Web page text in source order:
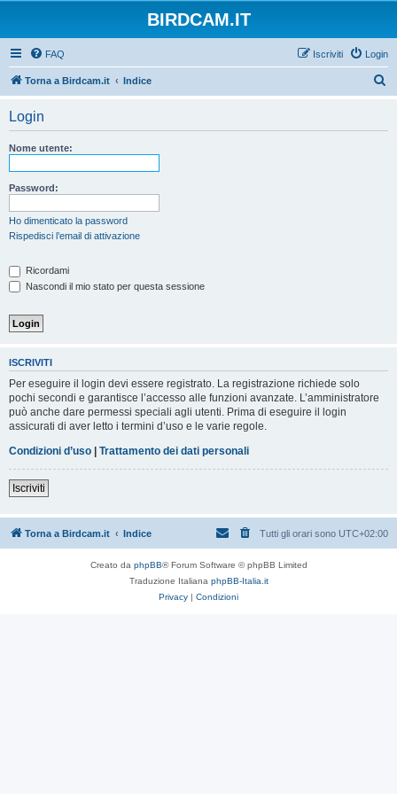
BIRDCAM.IT
FAQ Login
Iscriviti
Torna a Birdcam.it Indice
Login
Nome utente:
Password:
Ho dimenticato la password
Rispedisci l’email di attivazione
Ricordami
Nascondi il mio stato per questa sessione
ISCRIVITI
Per eseguire il login devi essere registrato. La registrazione richiede solo
pochi secondi e garantisce l’accesso alle funzioni avanzate. L’amministratore
può anche dare permessi speciali agli utenti. Prima di eseguire il login
assicurati di aver letto i termini d’uso e le varie regole.
Condizioni d’uso | Trattamento dei dati personali
Iscriviti
Torna a Birdcam.it Indice Tutti gli orari sono UTC+02:00
Creato da phpBB® Forum Software © phpBB Limited
Traduzione Italiana phpBB-Italia.it
Privacy | Condizioni